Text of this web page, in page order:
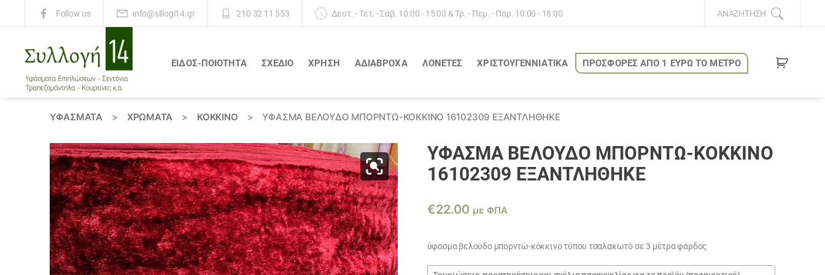
Follow us info@sillogi14.gr 210 32 11 553 Δευτ. - Τετ. - Σάβ. 10:00 - 15:00 & Τρ. - Πεμ. - Παρ. 10:00 - 18:00 ΑΝΑΖΉΤΗΣΗ
ΕΙΔΟΣ-ΠΟΙΟΤΗΤΑ ΣΧΕΔΙΟ ΧΡΗΣΗ ΑΔΙΆΒΡΟΧΑ ΛΟΝΈΤΕΣ ΧΡΙΣΤΟΥΓΕΝΝΙΑΤΙΚΑ ΠΡΟΣΦΟΡΕΣ ΑΠΟ 1 ΕΥΡΩ ΤΟ ΜΕΤΡΟ
ΥΦΆΣΜΑΤΑ > ΧΡΏΜΑΤΑ > ΚΟΚΚΙΝΟ > ΎΦΑΣΜΑ ΒΕΛΟΎΔΟ ΜΠΟΡΝΤΏ-ΚΌΚΚΙΝΟ 16102309 ΕΞΑΝΤΛΗΘΗΚΕ
ΎΦΑΣΜΑ ΒΕΛΟΎΔΟ ΜΠΟΡΝΤΏ-ΚΌΚΚΙΝΟ
16102309 ΕΞΑΝΤΛΗΘΗΚΕ
€22.00 με ΦΠΑ
ύφασμα βελούδο μπορντώ-κόκκινο τύπου τσαλακωτό σε 3 μέτρα φάρδος
Σημειώσεις